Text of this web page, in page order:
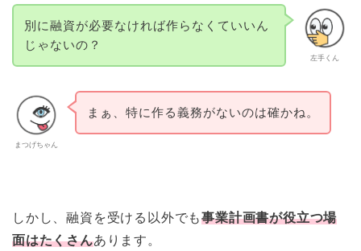
左手くん
別に融資が必要なければ作らなくていいん
じゃないの？
まつげちゃん
まぁ、特に作る義務がないのは確かね。
しかし、融資を受ける以外でも事業計画書が役立つ場
面はたくさんあります。